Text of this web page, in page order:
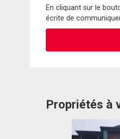
En cliquant sur le
écrite de
Propriétés à